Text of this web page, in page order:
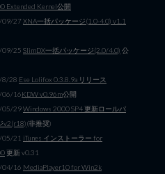
Extended Kernel公開
09/27XNA一括パッケージ(1.0-4.0) v1.1
09/25 SlimDX一括パッケージ(2.0/4.0) 公
8/28 Ese Lolifox 0.3.8.9a リリース
06/16KDW v0.96m公開
05/29Windows 2000 SP4 更新ロールパ
v2(r18)(非推奨)
05/21 iTunes インストーラー for
更新 v0.31
04/16 MediaPlayer10 for Win2k